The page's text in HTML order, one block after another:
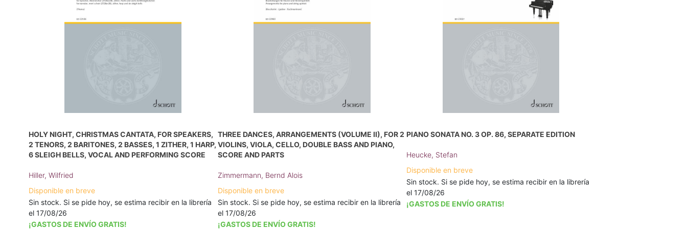
HOLY NIGHT, CHRISTMAS CANTATA, FOR SPEAKERS,
2 TENORS, 2 BARITONES, 2 BASSES, 1 ZITHER, 1 HARP,
6 SLEIGH BELLS, VOCAL AND PERFORMING SCORE
Hiller, Wilfried
Disponible en breve
Sin stock. Si se pide hoy, se estima recibir en la librería
el 17/08/26
¡GASTOS DE ENVÍO GRATIS!
THREE DANCES, ARRANGEMENTS (VOLUME II), FOR 2
VIOLINS, VIOLA, CELLO, DOUBLE BASS AND PIANO,
SCORE AND PARTS
Zimmermann, Bernd Alois
Disponible en breve
Sin stock. Si se pide hoy, se estima recibir en la librería
el 17/08/26
¡GASTOS DE ENVÍO GRATIS!
PIANO SONATA NO. 3 OP. 86, SEPARATE EDITION
Heucke, Stefan
Disponible en breve
Sin stock. Si se pide hoy, se estima recibir en la librería
el 17/08/26
¡GASTOS DE ENVÍO GRATIS!